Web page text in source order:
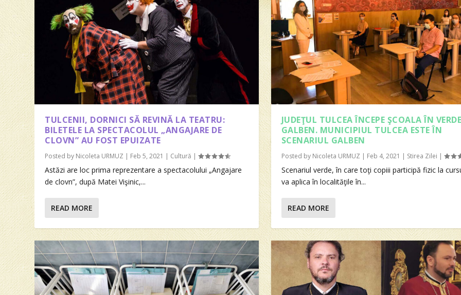
TULCENII, DORNICI SĂ REVINĂ LA TEATRU:
BILETELE LA SPECTACOLUL „ANGAJARE DE
CLOVN” AU FOST EPUIZATE
Posted by Nicoleta URMUZ | Feb 5, 2021 | Cultură |
Astăzi are loc prima reprezentare a spectacolului „Angajare
de clovn”, după Matei Vişinic,...
READ MORE
JUDEŢUL TULCEA ÎNCEPE ŞCOALA ÎN
GALBEN. MUNICIPIUL TULCEA ESTE ÎN
SCENARIUL GALBEN
Posted by Nicoleta URMUZ | Feb 4, 2021 | Stirea Zilei |
Scenariul verde, în care toţi copiii participă fizic la
va aplica în localităţile în...
READ MORE